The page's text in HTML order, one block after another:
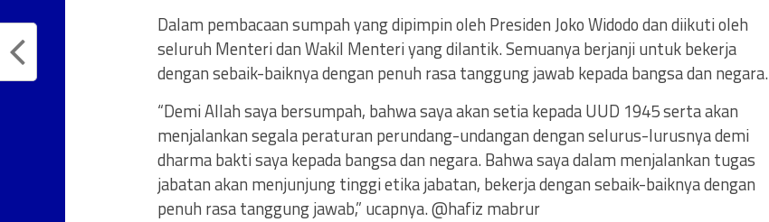
Dalam pembacaan sumpah yang dipimpin oleh Presiden Joko Widodo dan diikuti oleh
seluruh Menteri dan Wakil Menteri yang dilantik. Semuanya berjanji untuk bekerja
dengan sebaik-baiknya dengan penuh rasa tanggung jawab kepada bangsa dan negara.
“Demi Allah saya bersumpah, bahwa saya akan setia kepada UUD 1945 serta akan
menjalankan segala peraturan perundang-undangan dengan selurus-lurusnya demi
dharma bakti saya kepada bangsa dan negara. Bahwa saya dalam menjalankan tugas
jabatan akan menjunjung tinggi etika jabatan, bekerja dengan sebaik-baiknya dengan
penuh rasa tanggung jawab,” ucapnya. @hafiz mabrur